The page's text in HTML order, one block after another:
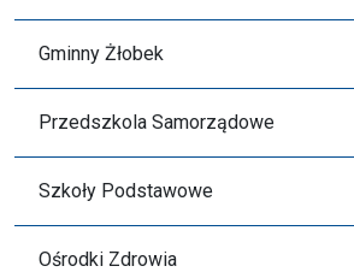
Gminny Żłobek
Przedszkola Samorządowe
Szkoły Podstawowe
Ośrodki Zdrowia